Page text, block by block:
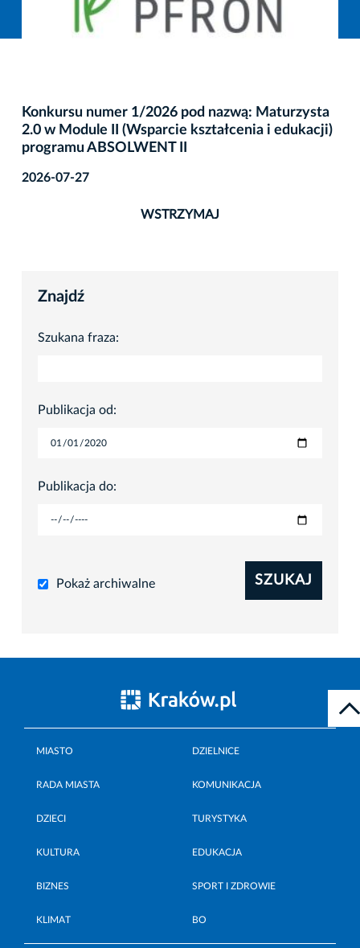
Konkursu numer 1/2026 pod nazwą: Maturzysta
2.0 w Module II (Wsparcie kształcenia i edukacji)
programu ABSOLWENT II
2026-07-27
WSTRZYMAJ
Znajdź
Szukana fraza:
Publikacja od:
Publikacja do:
Pokaż archiwalne SZUKAJ
MIASTO DZIELNICE
RADA MIASTA KOMUNIKACJA
DZIECI TURYSTYKA
KULTURA EDUKACJA
BIZNES SPORT I ZDROWIE
KLIMAT BO